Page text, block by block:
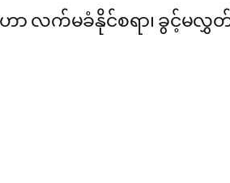
လက်မခံနိုင်စရာ၊ ခွင့်မလွှတ်